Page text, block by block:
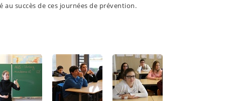
succès de ces journées de prévention.